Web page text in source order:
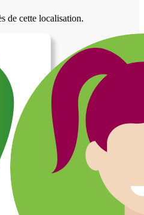
de cette localisation.